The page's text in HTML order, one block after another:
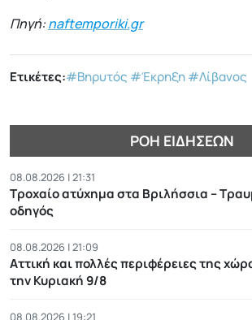
Πηγή:naftemporiki.gr
Ετικέτες:#Βηρυτός #Έκρηξη#Λίβανος
ΡΟΉ ΕΙΔΉΣΕΩΝ
08.08.2026 | 21:31
Τροχαίο ατύχημα στα Βριλήσσια –
οδηγός
08.08.2026 | 21:09
Αττική και πολλές περιφέρειες της
την Κυριακή 9/8
08.08.2026 | 19:21